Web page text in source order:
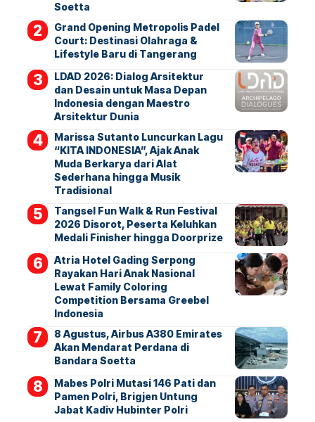
Soetta
Grand Opening Metropolis Padel
Court: Destinasi Olahraga &
Lifestyle Baru di Tangerang
LDAD 2026: Dialog Arsitektur
dan Desain untuk Masa Depan
Indonesia dengan Maestro
Arsitektur Dunia
Marissa Sutanto Luncurkan Lagu
“KITA INDONESIA”, Ajak Anak
Muda Berkarya dari Alat
Sederhana hingga Musik
Tradisional
Tangsel Fun Walk & Run Festival
2026 Disorot, Peserta Keluhkan
Medali Finisher hingga Doorprize
Atria Hotel Gading Serpong
Rayakan Hari Anak Nasional
Lewat Family Coloring
Competition Bersama Greebel
Indonesia
8 Agustus, Airbus A380 Emirates
Akan Mendarat Perdana di
Bandara Soetta
Mabes Polri Mutasi 146 Pati dan
Pamen Polri, Brigjen Untung
Jabat Kadiv Hubinter Polri